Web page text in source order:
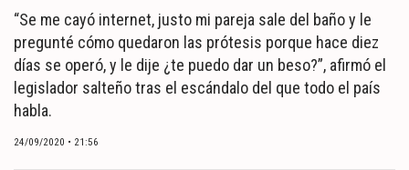
NOTICIAS RECIENTES
ECONOMÍA
MUNDO
“Se me cayó internet, justo mi pareja sale del baño y le
pregunté cómo quedaron las prótesis porque hace diez
días se operó, y le dije ¿te puedo dar un beso?”, afirmó el
legislador salteño tras el escándalo del que todo el país
habla.
24/09/2020 • 21:56